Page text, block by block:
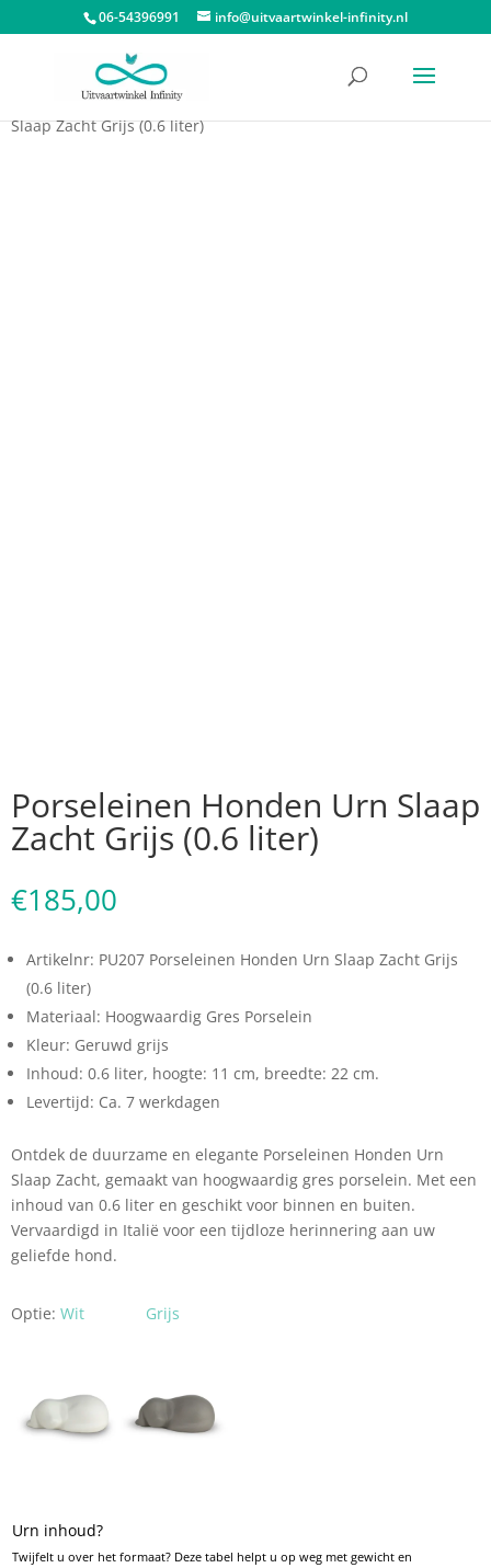
06-54396991 info@uitvaartwinkel-infinity.nl
Dieren urnen/Honden urnen
Slaap Zacht Grijs (0.6 liter)
Porseleinen Honden Urn Slaap
Zacht Grijs (0.6 liter)
€185,00
Artikelnr: PU207 Porseleinen Honden Urn Slaap Zacht Grijs
(0.6 liter)
Materiaal: Hoogwaardig Gres Porselein
Kleur: Geruwd grijs
Inhoud: 0.6 liter, hoogte: 11 cm, breedte: 22 cm.
Levertijd: Ca. 7 werkdagen
Ontdek de duurzame en elegante Porseleinen Honden Urn
Slaap Zacht, gemaakt van hoogwaardig gres porselein. Met een
inhoud van 0.6 liter en geschikt voor binnen en buiten.
Vervaardigd in Italië voor een tijdloze herinnering aan uw
geliefde hond.
Optie: Wit Grijs
Urn inhoud?
Twijfelt u over het formaat? Deze tabel helpt u op weg met gewicht en